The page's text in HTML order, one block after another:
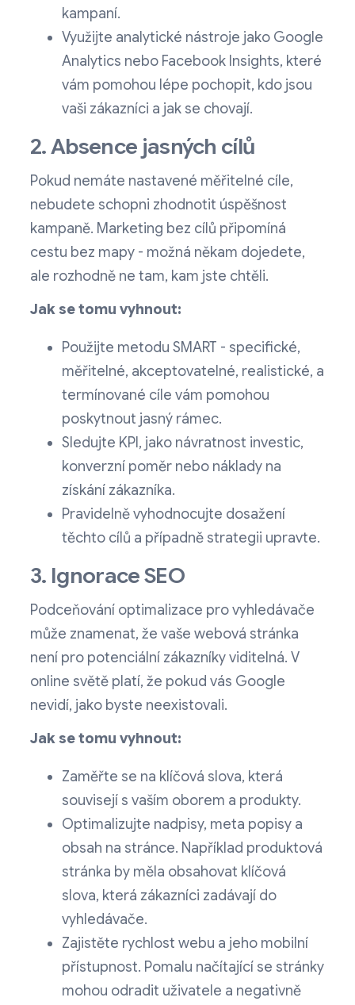
kampaní.
Využijte analytické nástroje jako Google
Analytics nebo Facebook Insights, které
vám pomohou lépe pochopit, kdo jsou
vaši zákazníci a jak se chovají.
2. Absence jasných cílů
Pokud nemáte nastavené měřitelné cíle,
nebudete schopni zhodnotit úspěšnost
kampaně. Marketing bez cílů připomíná
cestu bez mapy - možná někam dojedete,
ale rozhodně ne tam, kam jste chtěli.
Jak se tomu vyhnout:
Použijte metodu SMART - specifické,
měřitelné, akceptovatelné, realistické, a
termínované cíle vám pomohou
poskytnout jasný rámec.
Sledujte KPI, jako návratnost investic,
konverzní poměr nebo náklady na
získání zákazníka.
Pravidelně vyhodnocujte dosažení
těchto cílů a případně strategii upravte.
3. Ignorace SEO
Podceňování optimalizace pro vyhledávače
může znamenat, že vaše webová stránka
není pro potenciální zákazníky viditelná. V
online světě platí, že pokud vás Google
nevidí, jako byste neexistovali.
Jak se tomu vyhnout:
Zaměřte se na klíčová slova, která
souvisejí s vaším oborem a produkty.
Optimalizujte nadpisy, meta popisy a
obsah na stránce. Například produktová
stránka by měla obsahovat klíčová
slova, která zákazníci zadávají do
vyhledávače.
Zajistěte rychlost webu a jeho mobilní
přístupnost. Pomalu načítající se stránky
mohou odradit uživatele a negativně